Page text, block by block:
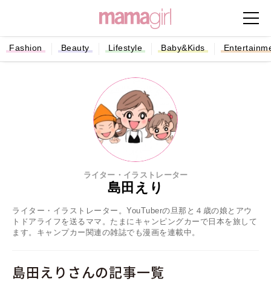
Fashion Beauty Lifestyle Baby&Kids
ライター・イラストレーター
島田えり
ライター・イラストレーター。YouTuberの旦那と４歳の娘とアウ
トドアライフを送るママ。たまにキャンピングカーで日本を旅して
ます。キャンプカー関連の雑誌でも漫画を連載中。
島田えりさんの記事一覧